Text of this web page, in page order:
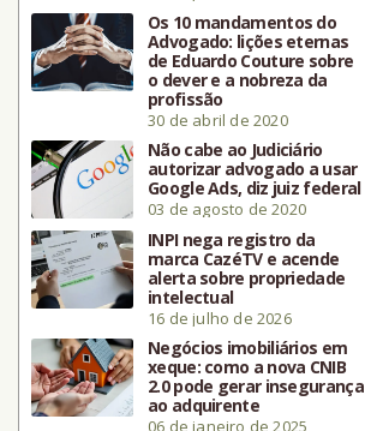
Os 10 mandamentos do
Advogado: lições eternas
de Eduardo Couture sobre
o dever e a nobreza da
profissão
30 de abril de 2020
Não cabe ao Judiciário
autorizar advogado a usar
Google Ads, diz juiz federal
03 de agosto de 2020
INPI nega registro da
marca CazéTV e acende
alerta sobre propriedade
intelectual
16 de julho de 2026
Negócios imobiliários em
xeque: como a nova CNIB
2.0 pode gerar insegurança
ao adquirente
06 de janeiro de 2025